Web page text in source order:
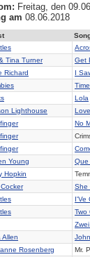
Freitag, den
am 08.06.2018
Tina Turner Get
Richard I
Lola
Lighthouse
No
Young Que
Hopkin
She
I'Ve
Two
Allen
Rosenberg Mr.